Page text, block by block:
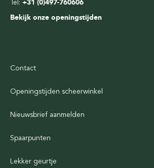
Tel: +31 (0)497-760606
Bekijk onze openingstijden
Contact
Openingstijden scheerwinkel
Nieuwsbrief aanmelden
Spaarpunten
Lekker geurtje